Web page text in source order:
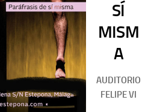
SÍ
MISM
A
AUDITORIO
FELIPE VI